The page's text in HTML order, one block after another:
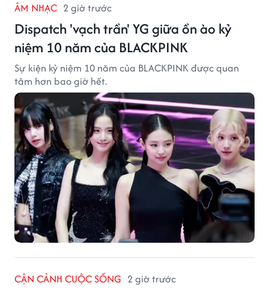
ÂM NHẠC 2 giờ trước
Dispatch 'vạch trần' YG giữa ồn ào kỷ
niệm 10 năm của BLACKPINK
Sự kiện kỷ niệm 10 năm của BLACKPINK được quan
tâm hơn bao giờ hết.
CẬN CẢNH CUỘC SỐNG 2 giờ trước